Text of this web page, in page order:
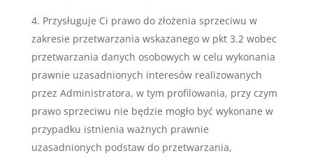
Przysługuje Ci prawo do złożenia sprzeciwu w
zakresie przetwarzania wskazanego w pkt 3.2 wobec
przetwarzania danych osobowych w celu wykonania
prawnie uzasadnionych interesów realizowanych
przez Administratora, w tym profilowania, przy czym
prawo sprzeciwu nie będzie mogło być wykonane w
przypadku istnienia ważnych prawnie
uzasadnionych podstaw do przetwarzania,